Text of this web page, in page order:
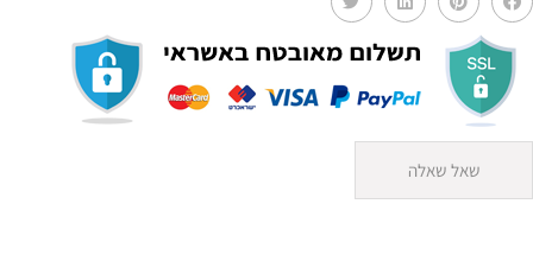
שאל שאלה